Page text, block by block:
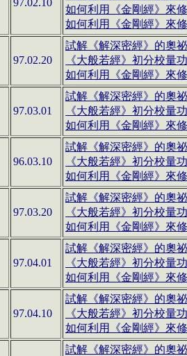
97.02.10
如何利用《金剛經》來
如何利用《金剛經》來
97.02.20
試解《解深密經》的奧
《大般若經》初分校量
如何利用《金剛經》來
97.03.01
試解《解深密經》的奧
《大般若經》初分校量
如何利用《金剛經》來
96.03.10
試解《解深密經》的奧
《大般若經》初分校量
如何利用《金剛經》來
97.03.20
試解《解深密經》的奧
《大般若經》初分校量
如何利用《金剛經》來
97.04.01
試解《解深密經》的奧
《大般若經》初分校量
如何利用《金剛經》來
97.04.10
試解《解深密經》的奧
《大般若經》初分校量
如何利用《金剛經》來
試解《解深密經》的奧